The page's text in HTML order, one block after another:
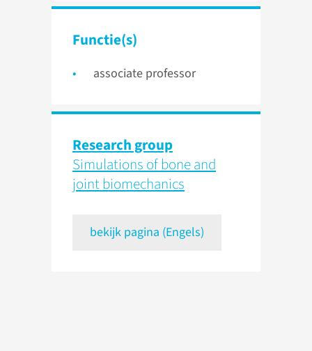
Functie(s)
associate professor
Research group
Simulations of bone and
joint biomechanics
bekijk pagina (Engels)